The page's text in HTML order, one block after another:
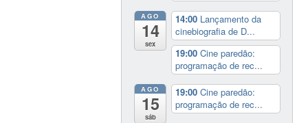
AGO
14
sex
14:00 Lançamento da
cinebiografia de D...
19:00Cine paredão:
programação de rec...
AGO
15
sáb
19:00Cine paredão:
programação de rec...